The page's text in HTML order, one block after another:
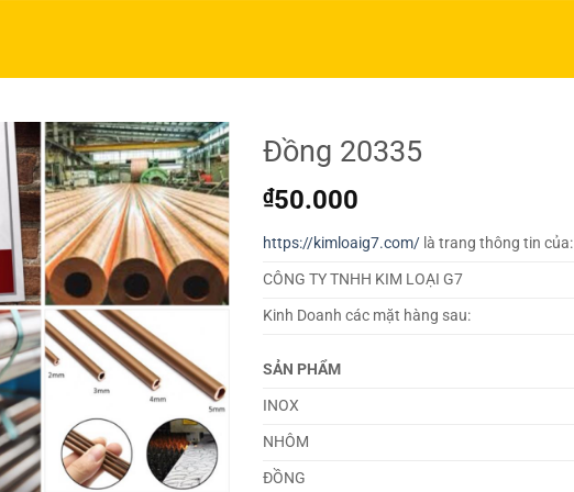
Đồng 20335
₫50.000
https://kimloaig7.com/ là trang thông tin của:
CÔNG TY TNHH KIM LOẠI G7
Kinh Doanh các mặt hàng sau:
SẢN PHẨM
INOX
NHÔM
ĐỒNG